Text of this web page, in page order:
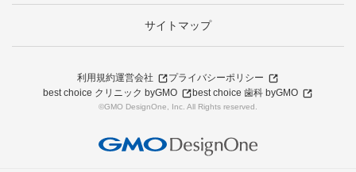
サイトマップ
利用規約運営会社
プライバシーポリシー
best choice クリニック byGMO
best choice 歯科 byGMO
©GMO DesignOne, Inc. All Rights reserved.